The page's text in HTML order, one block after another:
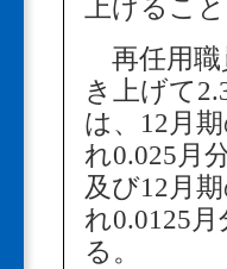
上げるこ
再任用職
き上げて
は、12月
れ0.025月
及び12月
れ0.0125
る。